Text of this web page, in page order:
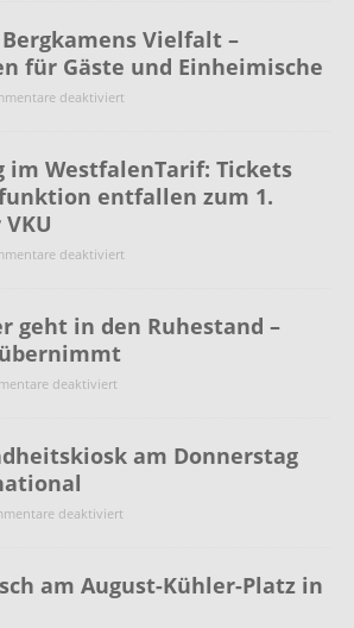
Vielfalt –
für Gäste und Einheimische
deaktiviert
WestfalenTarif: Tickets
entfallen zum 1.
deaktiviert
geht in den Ruhestand –
deaktiviert
am Donnerstag
deaktiviert
am August-Kühler-Platz in